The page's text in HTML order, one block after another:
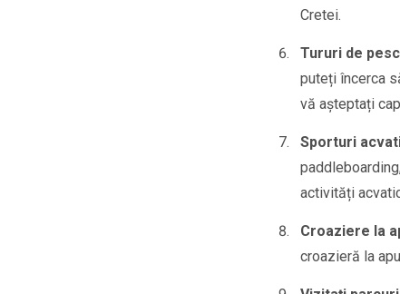
Cretei.
Tururi de
puteți încerca
vă așteptați
Sporturi
activități
Croaziere la
croazieră la